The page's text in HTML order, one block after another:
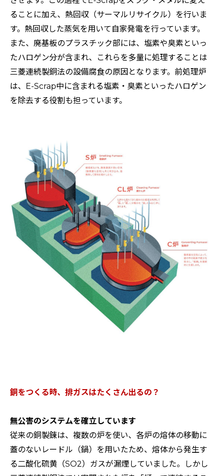
ることに加え、熱回収（サーマルリサイクル）を行いま
す。熱回収した蒸気を用いて自家発電を行っています。
また、廃基板のプラスチック部には、塩素や臭素といっ
たハロゲン分が含まれ、これらを多量に処理することは
三菱連続製銅法の設備腐食の原因となります。前処理炉
は、E-Scrap中に含まれる塩素・臭素といったハロゲン
を除去する役割も担っています。
銅をつくる時、排ガスはたくさん出るの？
無公害のシステムを確立しています
従来の銅製錬は、複数の炉を使い、各炉の熔体の移動に
蓋のないレードル（鍋）を用いたため、熔体から発生す
る二酸化硫黄（SO2）ガスが漏煙していました。しかし